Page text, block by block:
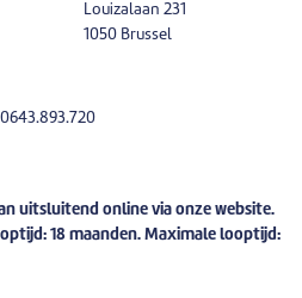
Louizalaan 231
1050 Brussel
0643.893.720
uitsluitend online via onze website.
18 maanden. Maximale looptijd: